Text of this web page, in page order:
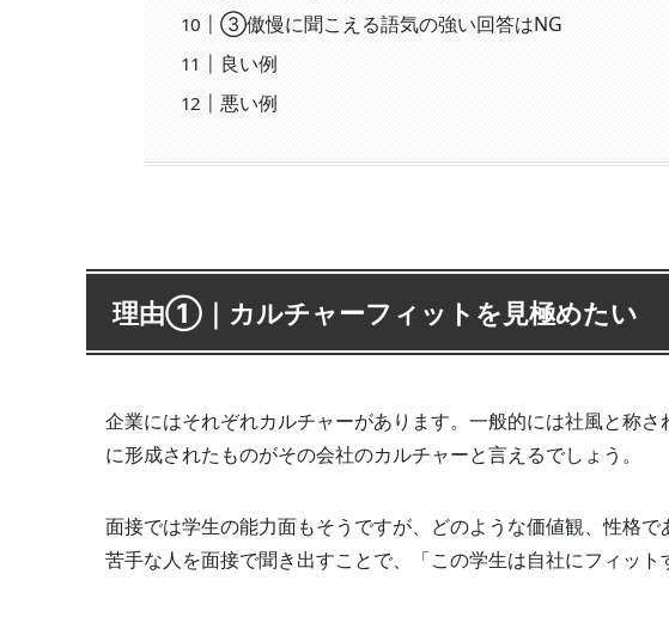
③傲慢に聞こえる語気の強い回答はNG
良い例
悪い例
理由①｜カルチャーフィットを見極めたい
企業にはそれぞれカルチャーがあります。一般的には社風と称
に形成されたものがその会社のカルチャーと言えるでしょう。
面接では学生の能力面もそうですが、どのような価値観、性格
苦手な人を面接で聞き出すことで、「この学生は自社にフィット